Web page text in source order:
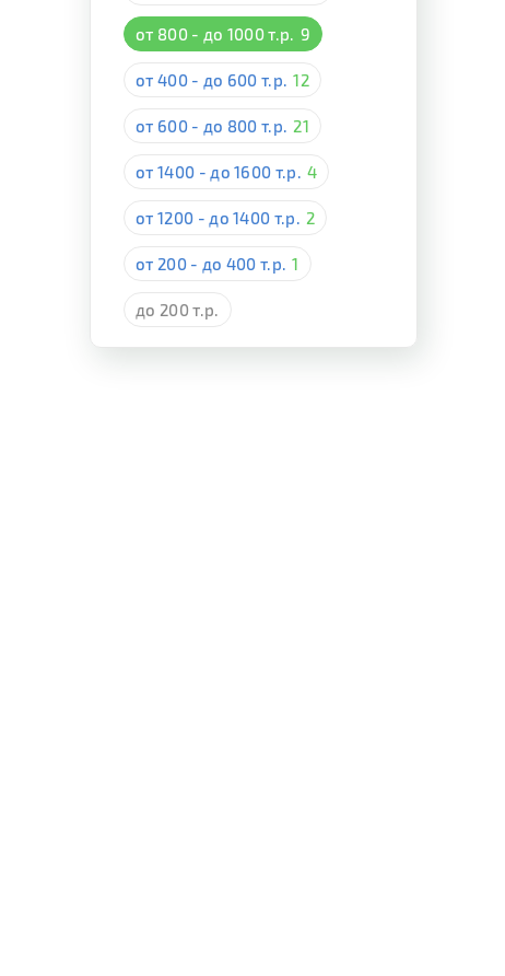
от 800 - до 1000 т.р. 9
от 400 - до 600 т.р. 12
от 600 - до 800 т.р. 21
от 1400 - до 1600 т.р. 4
от 1200 - до 1400 т.р. 2
от 200 - до 400 т.р. 1
до 200 т.р.